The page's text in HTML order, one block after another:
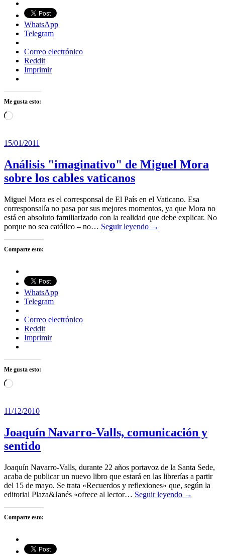
WhatsApp
Telegram
Correo electrónico
Reddit
Imprimir
Me gusta esto:
Cargando...
15/01/2011
Análisis "imaginativo" de Miguel Mora
sobre los cables vaticanos
Miguel Mora es el corresponsal de El País en el Vaticano. Esa
corresponsalía no pasa por sus mejores momentos, ya que Mora no
está en absoluto familiarizado con la realidad que debe explicar. No
porque no sea católico – no… Seguir leyendo →
Comparte esto:
WhatsApp
Telegram
Correo electrónico
Reddit
Imprimir
Me gusta esto:
Cargando...
11/12/2010
Joaquín Navarro-Valls, comunicación y
sentido
Joaquín Navarro-Valls, durante 22 años portavoz de la Santa Sede,
acaba de publicar un nuevo libro que estará en las librerías a partir
del 15 de mayo. Se trata «Recuerdos y reflexiones» que, según la
editorial Plaza&Janés «ofrece al lector… Seguir leyendo →
Comparte esto: